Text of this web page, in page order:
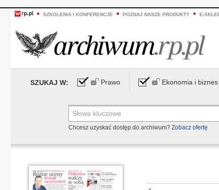
SZKOLENIA I KONFERENCJE POZNAJ NASZE PRODUKTY E-
SZUKAJ W: Prawo Ekonomia i biznes
Chcesz uzyskać dostęp do archiwum? Zobacz ofertę